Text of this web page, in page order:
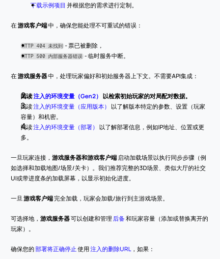
下载示例项目 并根据您的需求进行定制。
在 游戏客户端 中，确保您能处理不可重试的错误：
HTTP 404 未找到 - 票已被删除，
HTTP 500 内部服务器错误 - 临时服务中断。
在 游戏服务器 中，处理玩家偏好和初始服务器上下文。不需要API集成：
阅读注入的环境变量（Gen2） 以检索初始玩家的对局配对数据。
阅读 注入的环境变量（应用版本） 以了解版本特定的参数、设置（玩家
容量）和机密。
阅读 注入的环境变量（部署） 以了解部署信息，例如IP地址、位置或更
多。
一旦玩家连接，游戏服务器和游戏客户端 启动加载场景以执行同步步骤（例
如选择和加载地图/场景/关卡）。我们推荐完整的3D场景、类似大厅的社交
UI或带进度条的加载屏幕，以显示初始化进度。
一旦 游戏客户端 完全加载，玩家会加载/旅行到主游戏场景。
可选择地，游戏服务器 可以创建和管理 后备 和玩家容量（添加或替换离开的
玩家）。
确保您的 部署将正确停止 使用 注入的删除URL ，如果：